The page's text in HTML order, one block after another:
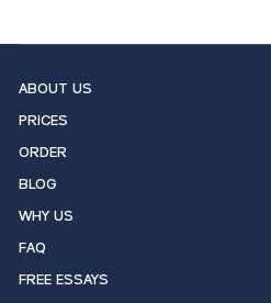
ABOUT US
PRICES
ORDER
BLOG
WHY US
FAQ
FREE ESSAYS